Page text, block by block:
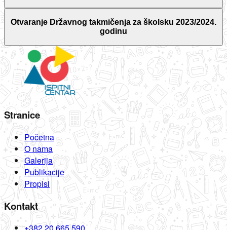
Otvaranje Državnog takmičenja za školsku 2023/2024.
godinu
Stranice
Početna
O nama
Galerija
Publikacije
Propisi
Kontakt